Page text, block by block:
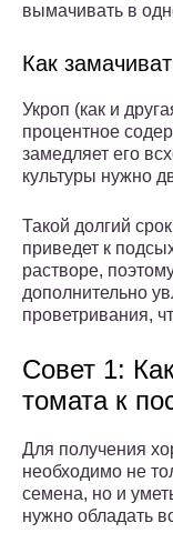
вымачивать в
Как
Укроп (как и
процентное
замедляет его
культуры нужно
Такой долгий
приведет к
растворе,
дополнительно
проветривания,
Совет 1:
томата к
Для получения
необходимо не
семена, но и
нужно обладать